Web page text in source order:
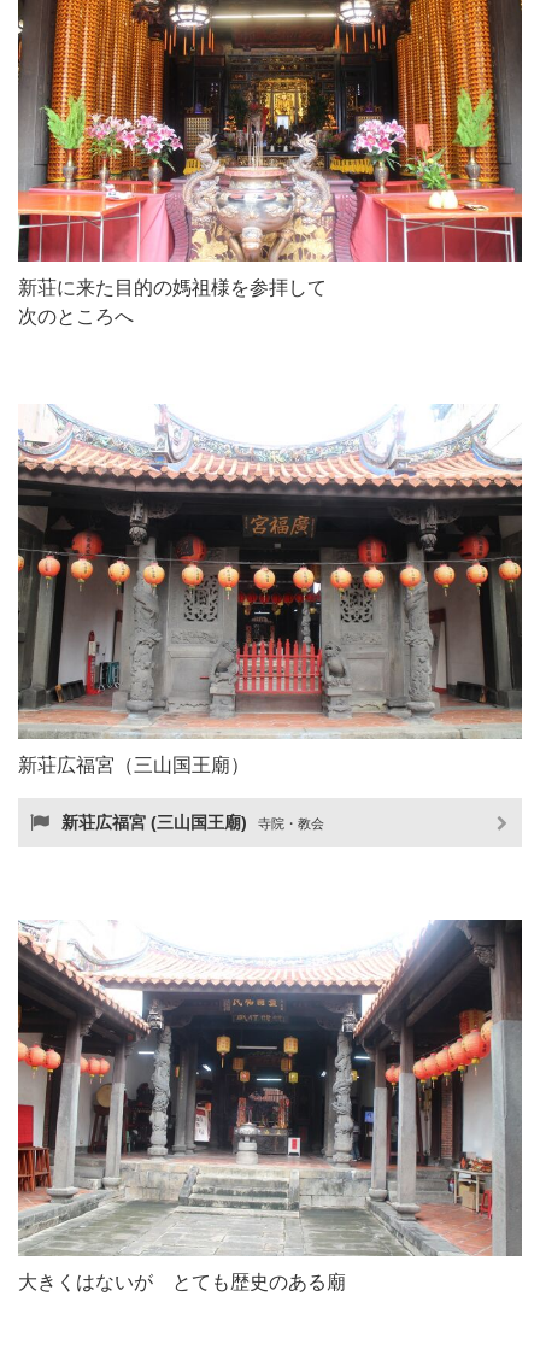
新荘に来た目的の媽祖様を参拝して
次のところへ
新荘広福宮（三山国王廟）
新荘広福宮 (三山国王廟) 寺院・教会
大きくはないが とても歴史のある廟